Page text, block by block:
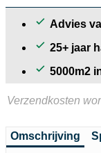
Advies
25+ jaar
5000m2
Verzendkosten
Omschrijving